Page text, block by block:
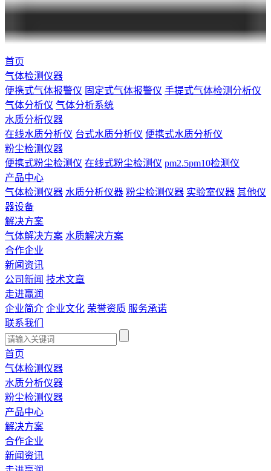
首页
气体检测仪器
便携式气体报警仪 固定式气体报警仪 手提式气体检测分析仪
气体分析仪 气体分析系统
水质分析仪器
在线水质分析仪 台式水质分析仪 便携式水质分析仪
粉尘检测仪器
便携式粉尘检测仪 在线式粉尘检测仪 pm2.5pm10检测仪
产品中心
气体检测仪器 水质分析仪器 粉尘检测仪器 实验室仪器 其他仪
器设备
解决方案
气体解决方案 水质解决方案
合作企业
新闻资讯
公司新闻 技术文章
走进赢润
企业简介 企业文化 荣誉资质 服务承诺
联系我们
首页
气体检测仪器
水质分析仪器
粉尘检测仪器
产品中心
解决方案
合作企业
新闻资讯